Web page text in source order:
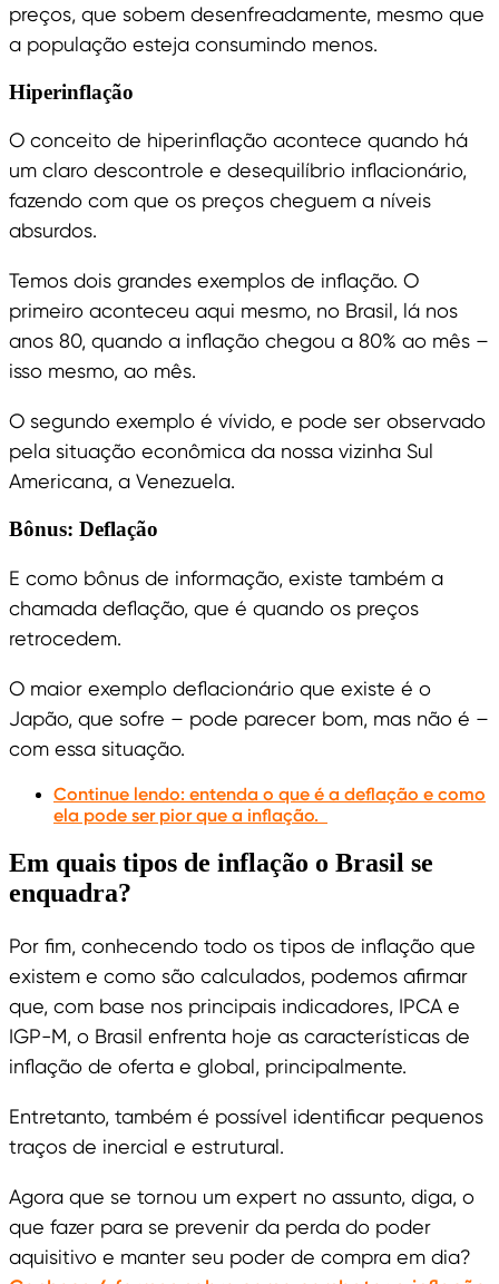
preços, que sobem desenfreadamente, mesmo que
a população esteja consumindo menos.
Hiperinflação
O conceito de hiperinflação acontece quando há
um claro descontrole e desequilíbrio inflacionário,
fazendo com que os preços cheguem a níveis
absurdos.
Temos dois grandes exemplos de inflação. O
primeiro aconteceu aqui mesmo, no Brasil, lá nos
anos 80, quando a inflação chegou a 80% ao mês –
isso mesmo, ao mês.
O segundo exemplo é vívido, e pode ser observado
pela situação econômica da nossa vizinha Sul
Americana, a Venezuela.
Bônus: Deflação
E como bônus de informação, existe também a
chamada deflação, que é quando os preços
retrocedem.
O maior exemplo deflacionário que existe é o
Japão, que sofre – pode parecer bom, mas não é –
com essa situação.
Continue lendo: entenda o que é a deflação e como
ela pode ser pior que a inflação.
Em quais tipos de inflação o Brasil se
enquadra?
Por fim, conhecendo todo os tipos de inflação que
existem e como são calculados, podemos afirmar
que, com base nos principais indicadores, IPCA e
IGP-M, o Brasil enfrenta hoje as características de
inflação de oferta e global, principalmente.
Entretanto, também é possível identificar pequenos
traços de inercial e estrutural.
Agora que se tornou um expert no assunto, diga, o
que fazer para se prevenir da perda do poder
aquisitivo e manter seu poder de compra em dia?